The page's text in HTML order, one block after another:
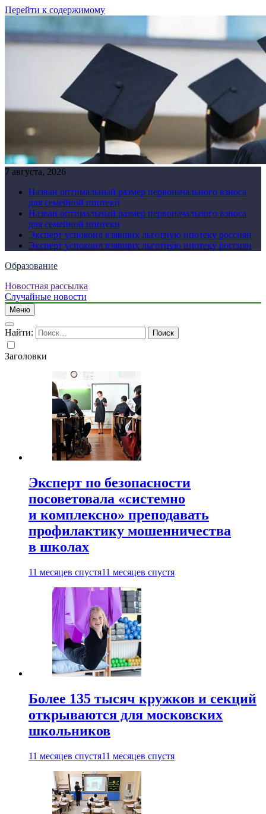
Перейти к содержимому
7 августа, 2026
Назван оптимальный размер первоначального взноса
для семейной ипотеки
Назван оптимальный размер первоначального взноса
для семейной ипотеки
Эксперт успокоил взявших льготную ипотеку россиян
Эксперт успокоил взявших льготную ипотеку россиян
Образование
Новостная рассылка
Случайные новости
Меню
Найти:
Заголовки
Эксперт по безопасности
посоветовала «системно
и комплексно» преподавать
профилактику мошенничества
в школах
11 месяцев спустя11 месяцев спустя
Более 135 тысяч кружков и секций
открываются для московских
школьников
11 месяцев спустя11 месяцев спустя